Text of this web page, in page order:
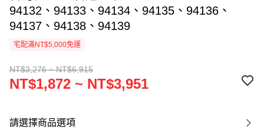
94132、94133、94134、94135、94136、
94137、94138、94139
宅配滿NT$5,000免運
NT$3,276 ~ NT$6,915
NT$1,872 ~ NT$3,951
請選擇商品選項